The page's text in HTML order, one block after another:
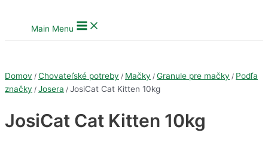
Main Menu
Domov / Chovateľské potreby / Mačky / Granule pre mačky / Podľa
značky / Josera / JosiCat Cat Kitten 10kg
JosiCat Cat Kitten 10kg